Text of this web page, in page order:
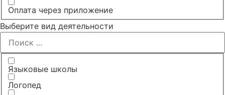
Оплата через приложение
Выберите вид деятельности
Языковые школы
Логопед